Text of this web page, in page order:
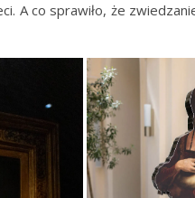
A co sprawiło, że